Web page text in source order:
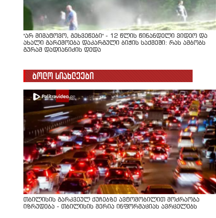
"არ მიმატოვო, გეხვეწები" - 12 წლის წინანდელი ვიდეო და
ახალი გარემოება დაკარგული ბიჭის საქმეში: რას ამბობს
გურამ დადიანიძის დედა
ბოლო სიახლეები
თბილისის გარკვეულ ქუჩებზე ავტომობილით მოძრაობა
იზრუდება - თბილისის მერია ინფორმაციას ავრცელებს